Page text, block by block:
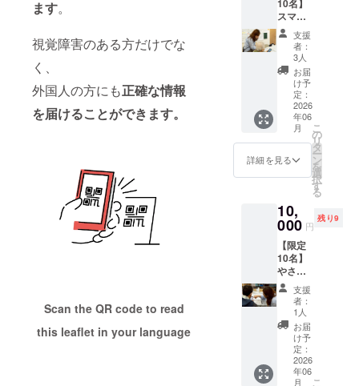
ます。
視覚障害のある方だけでな
く、
外国人の方にも正確な情報
を届けることができます。
Scan the QR code to read
this leaflet in your language
参画するた
めの一つの
大きな役割
を担ってい
るのです。
■自信を持っ
て社会に参
画するため
に
今までの日
本では、目
が見えない
人たちにメ
イクや服装
といった見
た目の部分
は、本人が
見えないの
だから必要
はちゃ
んと届
いてい
る ・あ
なたの
応援が
未来を
照らす
・みん
な違っ
てみん
なやさ
しい 点
字は、6
だけで
文字や
記号を
表現す
る、と
てもク
リエイ
ティブ
な仕組
みで
す。 ひ
らが
な、ア
ルファ
て、心
に残る
贈り物
になり
ます。
※写真は
イメー
ジにな
りま
す。
活動に
活用さ
せてい
ただき
ます。
よろし
くお願
いいた
しま
す。 ※
写真は
ジにな
りま
談 ・注
意事
項：支
援時、
必ず備
考欄に
掲載を
希望さ
れるお
名前を
ご記入
い。
掲載の
は「無
し」と
ご記入
下さ
い。
※ロゴや
バナー
などの
画像の
受け渡
しにつ
いて
は、プ
ロジェ
載させ
ていた
だきま
す。 ・
掲載期
間：
2026年
7月1日
から1年
間掲載
・掲載
方法：
文字の
載、掲
載サイ
別途相
談 ・注
意事
項：支
援時、
必ず備
考欄に
掲載を
希望さ
れるお
名前を
がいの
あるス
タッフ
が、 あ
なたの
お名前
を点字
で打っ
たシー
ルを30
枚お作
りしま
す。 名
でも気
軽に点
字対応
を取り
入れる
ことが
できま
す。 名
刺交換
の場で
の会話
のきっ
かけに
もな
スマホ
レッス
ン応援
プラン
（支援
レポー
ト付
き） ご
支援1件
につ
き、 視
覚障が
いのあ
る方や
方へ、
30分の
スマホ
レッス
ンを提
供しま
す。 ス
マート
フォン
は今や
生活に
欠かせ
ない
ツール
支援
者：
3人
お届
け予
定：
2026
年06
月
詳細を見る
こ
の
リ
タ
ー
ン
を
選
択
す
る
10,
000 円
残り9
【限定
10名】
やさし
く寄り
添うス
マホサ
ポート
（オン
ライン
30分）
高齢者
支援
者：
1人
お届
け予
定：
2026
年06
月
こ